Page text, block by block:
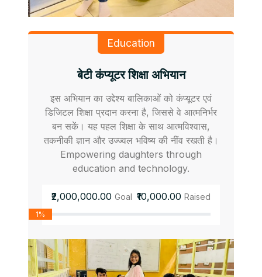
Education
बेटी कंप्यूटर शिक्षा अभियान
इस अभियान का उद्देश्य बालिकाओं को कंप्यूटर एवं
डिजिटल शिक्षा प्रदान करना है, जिससे वे आत्मनिर्भर
बन सकें। यह पहल शिक्षा के साथ आत्मविश्वास,
तकनीकी ज्ञान और उज्ज्वल भविष्य की नींव रखती है।
Empowering daughters through
education and technology.
₹2,000,000.00 Goal ₹10,000.00 Raised
1%